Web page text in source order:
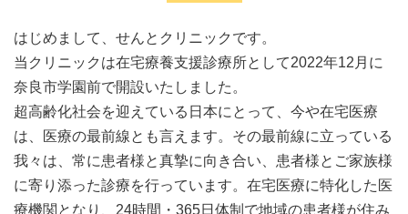
はじめまして、せんとクリニックです。
当クリニックは在宅療養支援診療所として2022年12月に
奈良市学園前で開設いたしました。
超高齢化社会を迎えている日本にとって、今や在宅医療
は、医療の最前線とも言えます。その最前線に立っている
我々は、常に患者様と真摯に向き合い、患者様とご家族様
に寄り添った診療を行っています。在宅医療に特化した医
療機関となり、24時間・365日体制で地域の患者様が住み